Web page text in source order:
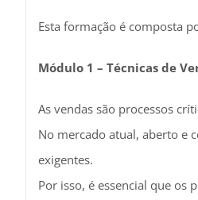
Esta formação é composta
Módulo 1 – Técnicas de
As vendas são processos
No mercado atual, aberto e
exigentes.
Por isso, é essencial que os